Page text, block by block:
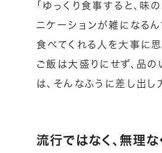
「ゆっくり食事すると、味
ニケーションが雑になるん
食べてくれる人を大事に思
ご飯は大盛りにせず、品の
は、そんなふうに差し出し
流行ではなく、無理